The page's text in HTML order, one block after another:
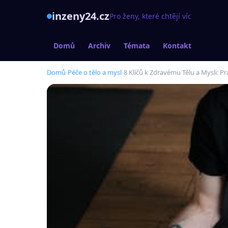
inzeny24.czPro ženy, které chtějí víc
Domů Archiv Témata Kontakt
Domů›Péče o tělo a mysl›8 Klíčů k Zdravému Tělu a Mysli: